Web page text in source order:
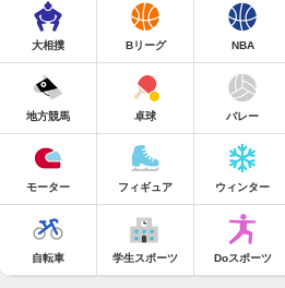
大相撲 Bリーグ NBA
地方競馬 卓球 バレー
モーター フィギュア ウィンター
自転車 学生スポーツ Doスポーツ